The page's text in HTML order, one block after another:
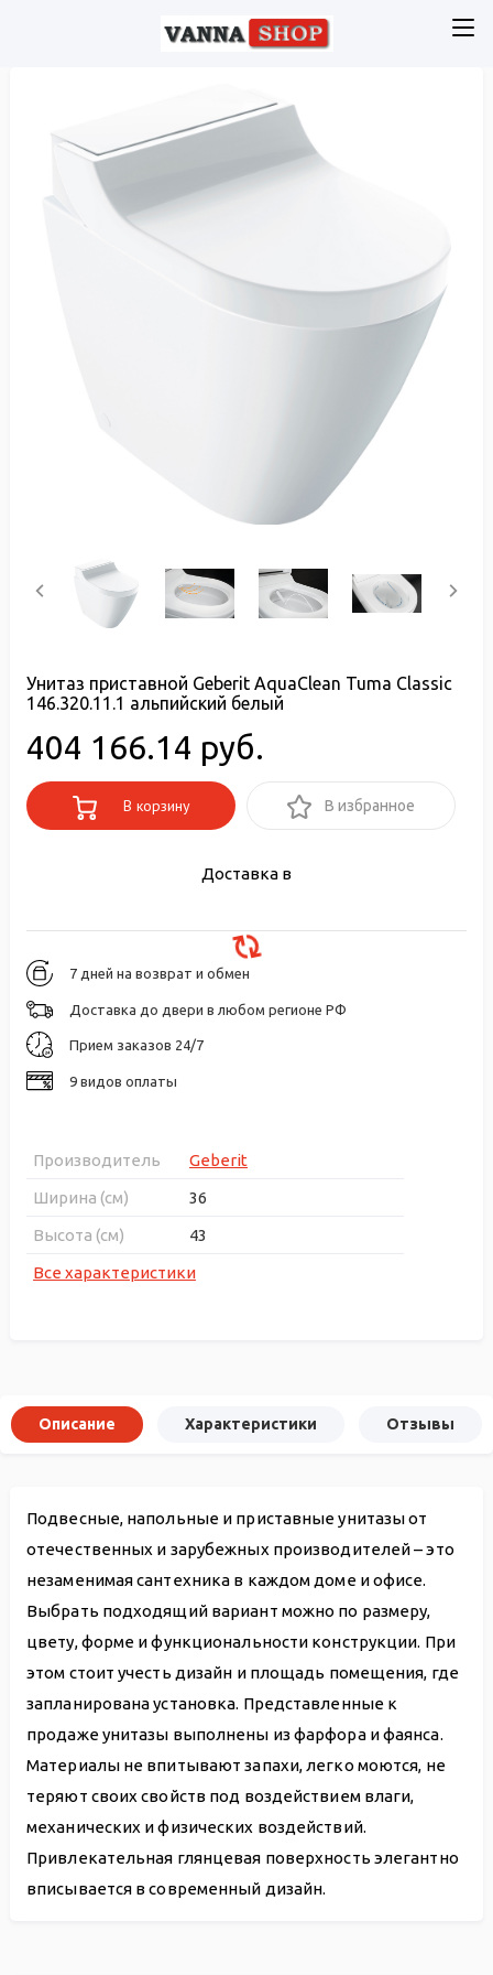
Унитаз приставной Geberit AquaClean Tuma Classic
146.320.11.1 альпийский белый
404 166.14 руб.
В корзину В избранное
Доставка в
7 дней на возврат и обмен
Доставка до двери в любом регионе РФ
Прием заказов 24/7
9 видов оплаты
Производитель
Geberit
Ширина (см)
36
Высота (см)
43
Все характеристики
Описание Характеристики Отзывы
Подвесные, напольные и приставные унитазы от
отечественных и зарубежных производителей – это
незаменимая сантехника в каждом доме и офисе.
Выбрать подходящий вариант можно по размеру,
цвету, форме и функциональности конструкции. При
этом стоит учесть дизайн и площадь помещения, где
запланирована установка. Представленные к
продаже унитазы выполнены из фарфора и фаянса.
Материалы не впитывают запахи, легко моются, не
теряют своих свойств под воздействием влаги,
механических и физических воздействий.
Привлекательная глянцевая поверхность элегантно
вписывается в современный дизайн.